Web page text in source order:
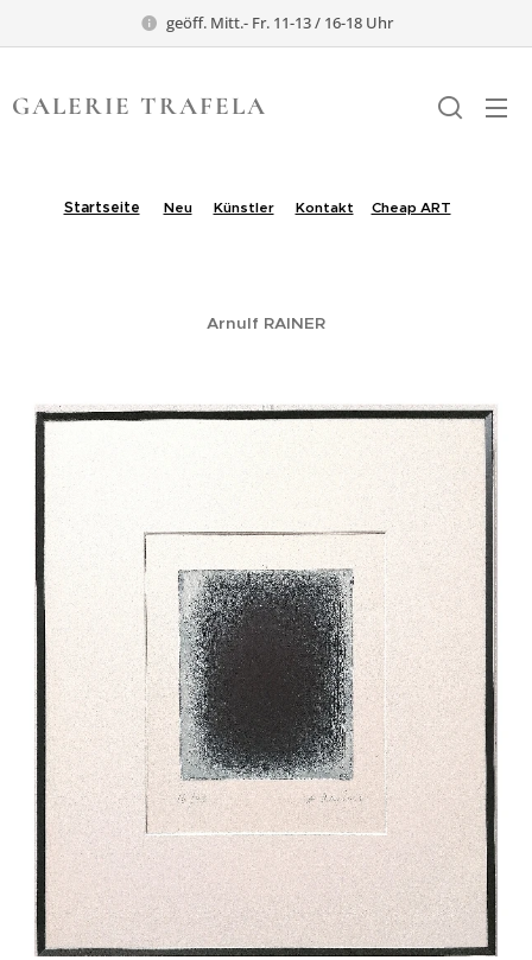
geöff. Mitt.- Fr. 11-13 / 16-18 Uhr
GALERIE TRAFELA
Startseite Neu Künstler Kontakt Cheap ART
Arnulf RAINER